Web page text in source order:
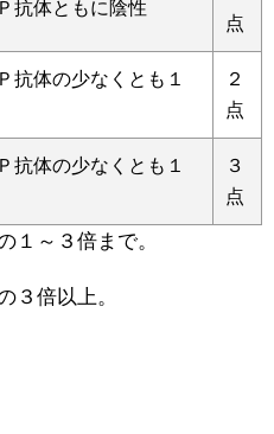
抗体ともに陰性
点
抗体の少なくとも１
２
点
抗体の少なくとも１
３
点
１～３倍まで。
３倍以上。